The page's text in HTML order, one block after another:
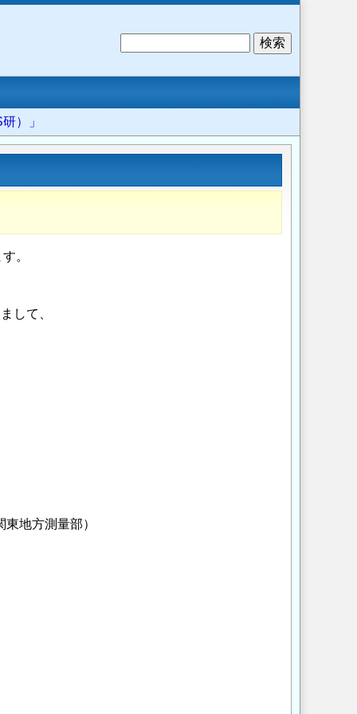
）」
。
して、
地方測量部）